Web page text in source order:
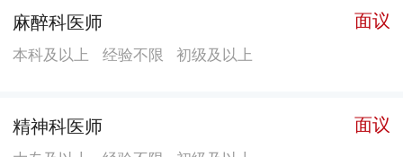
导工作。开设有儿童生长发育专科门诊、儿童营养专科
康复评估门诊、儿童眼科中心、口腔中心、中医针灸推
体疗室、理疗室、作业治疗室、语言治疗室、多感官功
能训练室等一系列康复治疗室。开展儿童神经运动发育
麻醉科医师 面议
本科及以上 经验不限 初级及以上
精神科医师 面议